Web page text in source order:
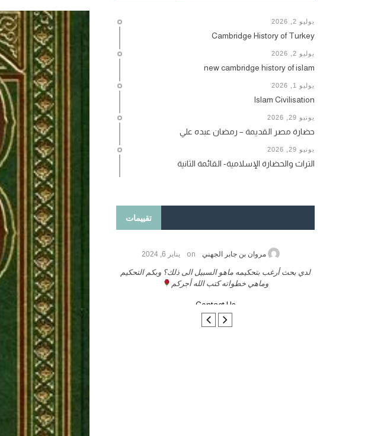
يوليو 2, 2026
Cambridge History of Turkey
يوليو 2, 2026
new cambridge history of islam
يوليو 1, 2026
Islam Civilisation
يونيو 29, 2026
حضارة مصر القديمة – رمضان عبده علي
يونيو 29, 2026
التراث والحضارة الإسلامية- القائمة الثانية
تقييمات
مروان بن جابر الجهني on يناير 6, 2024
لدي بحث أرغب بتحكيمه ماهو السبيل الى ذلك؟ وبكم التحكيم
وماهي خطواته كتب الله أجركم
Contact Us